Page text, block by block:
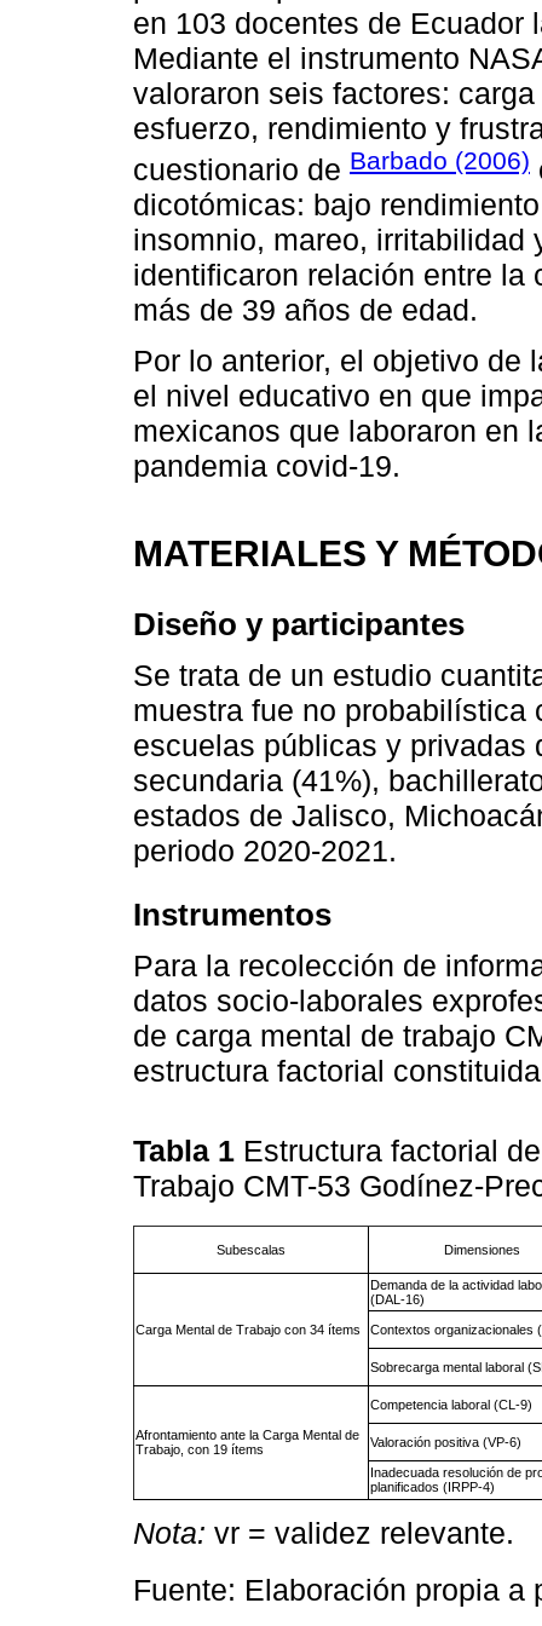
en 103 docentes de Ecuador
Mediante el instrumento
valoraron seis factores:
esfuerzo, rendimiento y
cuestionario de Barbado (2006)
dicotómicas: bajo
insomnio, mareo, irritabilidad
identificaron relación entre la
más de 39 años de edad.
Por lo anterior, el objetivo de
el nivel educativo en que
mexicanos que laboraron en
pandemia covid-19.
MATERIALES Y
Diseño y participantes
Se trata de un estudio
muestra fue no probabilística
escuelas públicas y privadas
secundaria (41%),
estados de Jalisco,
periodo 2020-2021.
Instrumentos
Para la recolección de
datos socio-laborales
de carga mental de trabajo
estructura factorial
Tabla 1 Estructura factorial
Trabajo CMT-53 Godínez-
Subescalas Dimensiones
Carga Mental de Trabajo con 34 ítems
Demanda de la actividad
(DAL-16)
Contextos organizacionales
Sobrecarga mental laboral
Afrontamiento ante la Carga Mental de
Trabajo, con 19 ítems
Competencia laboral (CL-9)
Valoración positiva (VP-6)
Inadecuada resolución de
planificados (IRPP-4)
Nota: vr = validez relevante.
Fuente: Elaboración propia a